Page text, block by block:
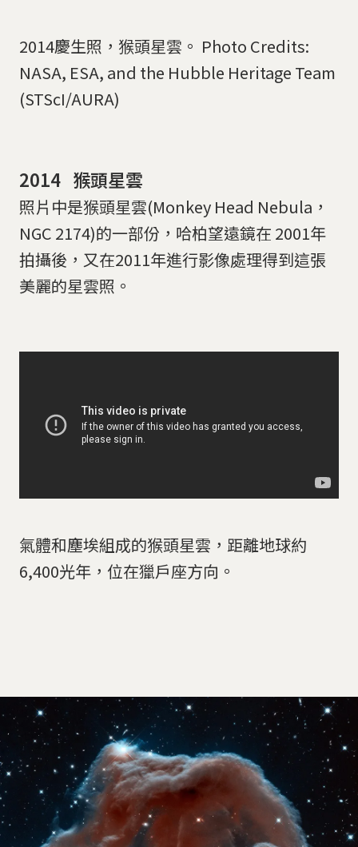
2014慶生照，猴頭星雲。 Photo Credits:
NASA, ESA, and the Hubble Heritage Team
(STScI/AURA)
2014 猴頭星雲
照片中是猴頭星雲(Monkey Head Nebula，
NGC 2174)的一部份，哈柏望遠鏡在 2001年
拍攝後，又在2011年進行影像處理得到這張
美麗的星雲照。
氣體和塵埃組成的猴頭星雲，距離地球約
6,400光年，位在獵戶座方向。